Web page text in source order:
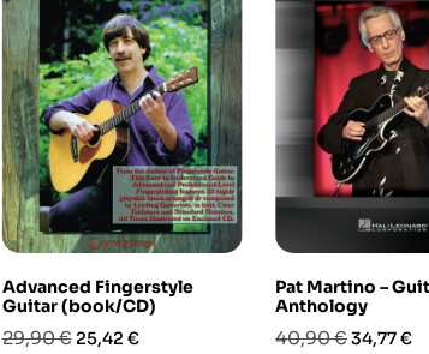
Advanced Fingerstyle
Guitar (book/CD)
Prezzo
29,90 € Prezzo
25,42 €
Pat Martino –
Anthology
Prezzo
40,90 €Prezzo
34,77 €